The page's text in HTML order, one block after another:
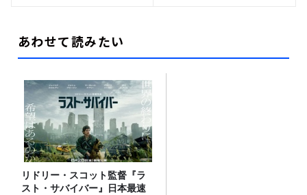
あわせて読みたい
リドリー・スコット監督『ラ
スト・サバイバー』日本最速